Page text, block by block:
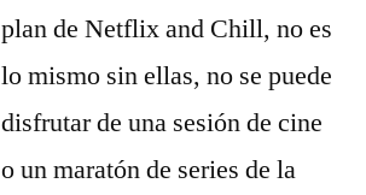
plan de Netflix and Chill, no es
lo mismo sin ellas, no se puede
disfrutar de una sesión de cine
o un maratón de series de la